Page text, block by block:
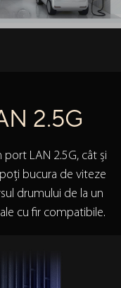
2.5G
port LAN 2.5G, cât și
bucura de viteze
drumului de la un
cu fir compatibile.